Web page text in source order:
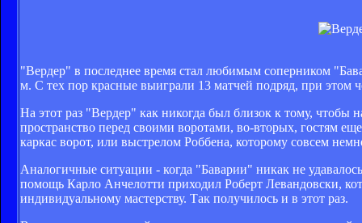
"Вердер" в последнее время стал любимым соперником
м. С тех пор красные выиграли 13 матчей подряд, при этом
На этот раз "Вердер" как никогда был близок к тому,
пространство перед своими воротами, во-вторых, гостям
каркас ворот, или выстрелом Роббена, которому совсем
Аналогичные ситуации - когда "Баварии" никак не
помощь Карло Анчелотти приходил Роберт Левандовски,
индивидуальному мастерству. Так получилось и в этот раз.